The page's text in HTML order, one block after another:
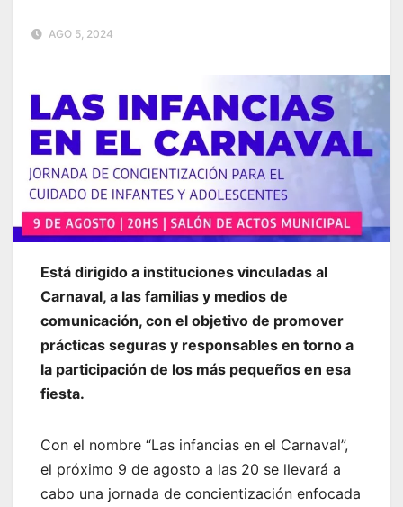
AGO 5, 2024
Está dirigido a instituciones vinculadas al
Carnaval, a las familias y medios de
comunicación, con el objetivo de promover
prácticas seguras y responsables en torno a
la participación de los más pequeños en esa
fiesta.
Con el nombre “Las infancias en el Carnaval”,
el próximo 9 de agosto a las 20 se llevará a
cabo una jornada de concientización enfocada